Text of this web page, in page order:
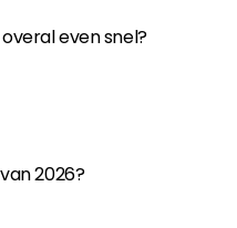
even snel?
2026?